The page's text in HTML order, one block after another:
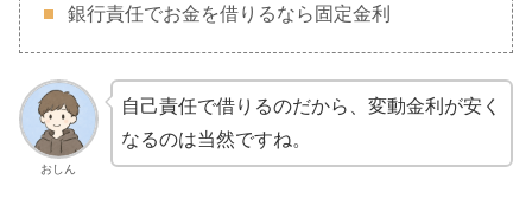
銀行責任でお金を借りるなら固定金利
おしん
自己責任で借りるのだから、変動金利が安く
なるのは当然ですね。